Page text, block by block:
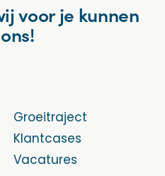
voor je kunnen
Groeitraject
Klantcases
Vacatures